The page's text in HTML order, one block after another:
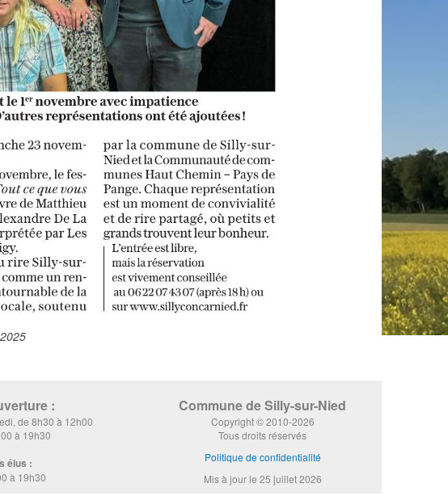
:
de 8h30 à 12h00
à 19h30
élus :
à 19h30
Commune de Silly-sur-Nied
Copyright © 2010-2026
Tous droits réservés
Politique de confidentialité
Mis à jour le 25 juillet 2026